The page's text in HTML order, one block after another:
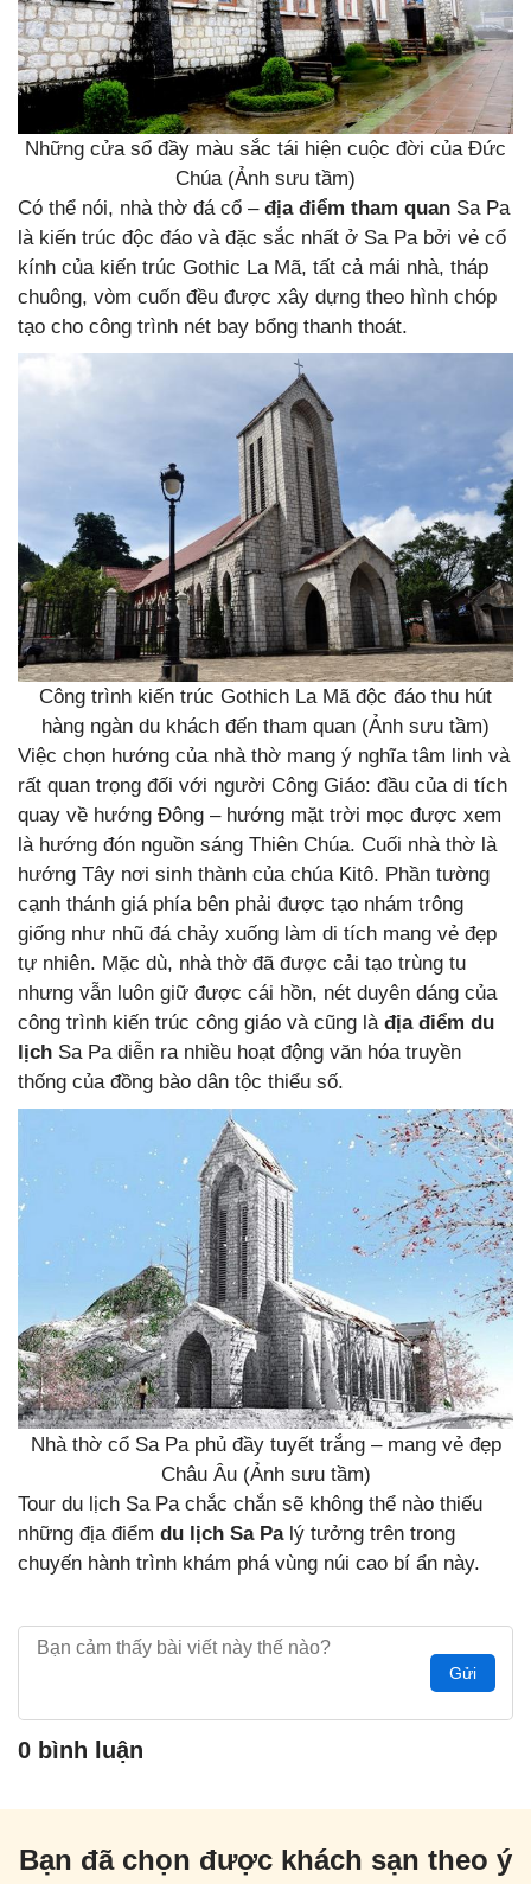
Những cửa sổ đầy màu sắc tái hiện cuộc đời của Đức
Chúa (Ảnh sưu tầm)
Có thể nói, nhà thờ đá cổ – địa điểm tham quan Sa Pa
là kiến trúc độc đáo và đặc sắc nhất ở Sa Pa bởi vẻ cổ
kính của kiến trúc Gothic La Mã, tất cả mái nhà, tháp
chuông, vòm cuốn đều được xây dựng theo hình chóp
tạo cho công trình nét bay bổng thanh thoát.
Công trình kiến trúc Gothich La Mã độc đáo thu hút
hàng ngàn du khách đến tham quan (Ảnh sưu tầm)
Việc chọn hướng của nhà thờ mang ý nghĩa tâm linh và
rất quan trọng đối với người Công Giáo: đầu của di tích
quay về hướng Đông – hướng mặt trời mọc được xem
là hướng đón nguồn sáng Thiên Chúa. Cuối nhà thờ là
hướng Tây nơi sinh thành của chúa Kitô. Phần tường
cạnh thánh giá phía bên phải được tạo nhám trông
giống như nhũ đá chảy xuống làm di tích mang vẻ đẹp
tự nhiên. Mặc dù, nhà thờ đã được cải tạo trùng tu
nhưng vẫn luôn giữ được cái hồn, nét duyên dáng của
công trình kiến trúc công giáo và cũng là địa điểm du
lịch Sa Pa diễn ra nhiều hoạt động văn hóa truyền
thống của đồng bào dân tộc thiểu số.
Nhà thờ cổ Sa Pa phủ đầy tuyết trắng – mang vẻ đẹp
Châu Âu (Ảnh sưu tầm)
Tour du lịch Sa Pa chắc chắn sẽ không thể nào thiếu
những địa điểm du lịch Sa Palý tưởng trên trong
chuyến hành trình khám phá vùng núi cao bí ẩn này.
Gửi
0 bình luận
Bạn đã chọn được khách sạn theo ý